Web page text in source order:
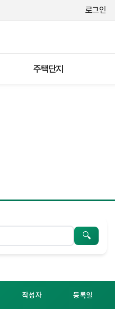
로그인
주택단지
작성자 등록일